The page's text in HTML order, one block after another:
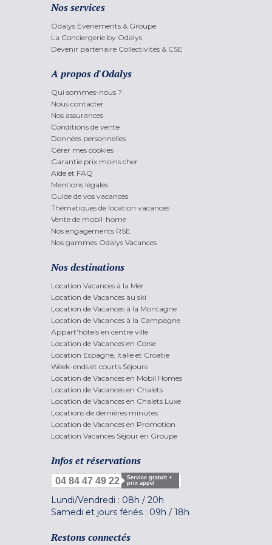
Nos services
Odalys Evènements & Groupe
La Conciergerie by Odalys
Devenir partenaire Collectivités & CSE
A propos d'Odalys
Qui sommes-nous ?
Nous contacter
Nos assurances
Conditions de vente
Données personnelles
Gérer mes cookies
Garantie prix moins cher
Aide et FAQ
Mentions légales
Guide de vos vacances
Thématiques de location vacances
Vente de mobil-home
Nos engagements RSE
Nos gammes Odalys Vacances
Nos destinations
Location Vacances à la Mer
Location de Vacances au ski
Location de Vacances à la Montagne
Location de Vacances à la Campagne
Appart'hôtels en centre ville
Location de Vacances en Corse
Location Espagne, Italie et Croatie
Week-ends et courts Séjours
Location de Vacances en Mobil Homes
Location de Vacances en Chalets
Location de Vacances en Chalets Luxe
Locations de dernières minutes
Location de Vacances en Promotion
Location Vacances Séjour en Groupe
Infos et réservations
04 84 47 49 22
Service gratuit +
prix appel
Lundi/Vendredi : 08h / 20h
Samedi et jours fériés : 09h / 18h
Restons connectés